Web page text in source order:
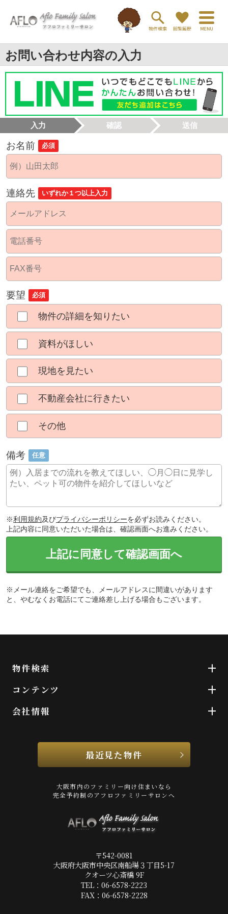
お問い合わせ内容の入力
入力 確認 送信
お名前 必須
連絡先 いずれか１つ以上入力
要望 必須
物件の詳細を知りたい
資料がほしい
現地を見たい
不動産会社に行きたい
その他
備考 任意
※利用規約及びプライバシーポリシーを必ずお読みください。
上記内容に同意いただいた場合は、確認画面へお進みください。
上記に同意して確認画面へ
※メール連絡をご希望でも、メールアドレスに間違いがあります
と、やむなくお電話にてご連絡差し上げる場合もございます。
物件検索
コンテンツ
会社情報
最近見た物件
大阪市内のファミリー向け住まいなら
完全予約制のアフロファミリーサロンへ
〒542-0081
大阪府大阪市中央区南船場３丁目5-17
クオーツ心斎橋 9F
TEL：06-6578-2223
FAX：06-6578-2228